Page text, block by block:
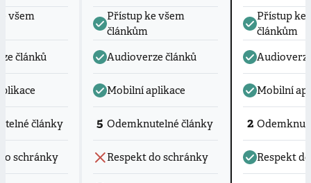
všem
článků
články
schránky
Přístup ke všem
článkům
Audioverze článků
Mobilní aplikace
5 Odemknutelné články
Respekt do schránky
Přístup ke
článkům
Mobilní
2
Respekt